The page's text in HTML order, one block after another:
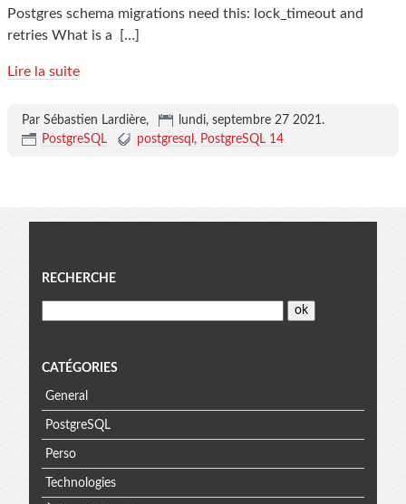
Postgres schema migrations need this: lock_timeout and
retries What is a
[…]
Lire la suite
Par Sébastien Lardière, lundi, septembre 27 2021.
PostgreSQL
postgresql PostgreSQL 14
Menu
RECHERCHE
CATÉGORIES
General
PostgreSQL
Perso
Technologies